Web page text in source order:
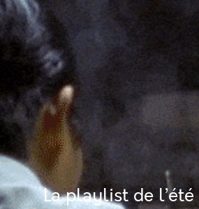
La playlist de l’été